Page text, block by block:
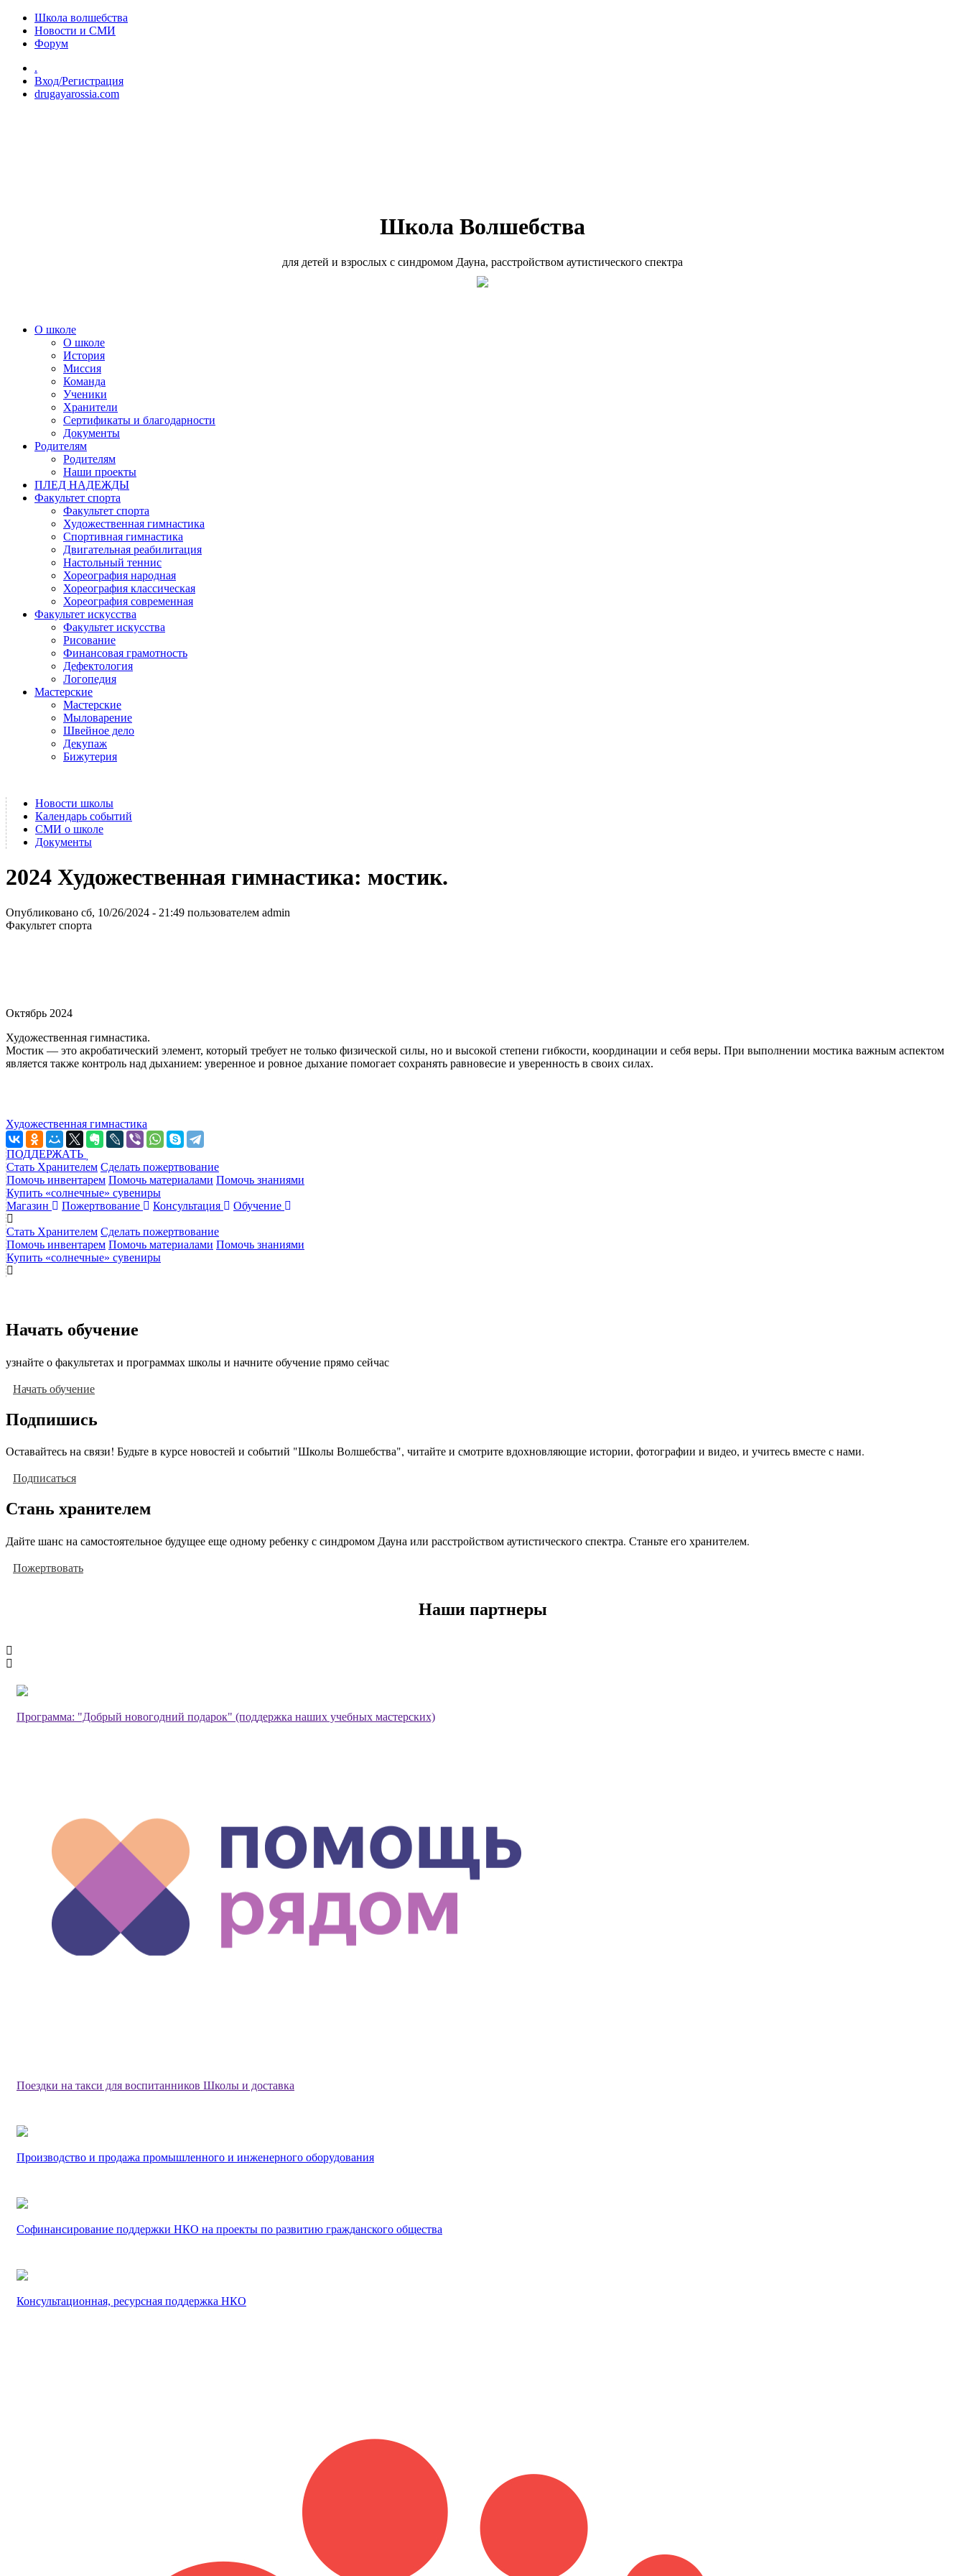
Перейти к основному содержанию
Школа волшебства
Новости и СМИ
Форум
.
Вход/Регистрация
drugayarossia.com
Школа Волшебства
для детей и взрослых с синдромом Дауна, расстройством аутистического спектра
О школе
О школе
История
Миссия
Команда
Ученики
Хранители
Сертификаты и благодарности
Документы
Родителям
Родителям
Наши проекты
ПЛЕД НАДЕЖДЫ
Факультет спорта
Факультет спорта
Художественная гимнастика
Спортивная гимнастика
Двигательная реабилитация
Настольный теннис
Хореография народная
Хореография классическая
Хореография современная
Факультет искусства
Факультет искусства
Рисование
Финансовая грамотность
Дефектология
Логопедия
Мастерские
Мастерские
Мыловарение
Швейное дело
Декупаж
Бижутерия
Новости школы
Календарь событий
СМИ о школе
Документы
2024 Художественная гимнастика: мостик.
Опубликовано сб, 10/26/2024 - 21:49 пользователем admin
Факультет спорта
Октябрь 2024
Художественная гимнастика.
Мостик — это акробатический элемент, который требует не только физической силы, но и высокой степени гибкости, координации и себя веры. При выполнении мостика важным аспектом
является также контроль над дыханием: уверенное и ровное дыхание помогает сохранять равновесие и уверенность в своих силах.
Художественная гимнастика
ПОДДЕРЖАТЬ
Стать Хранителем Сделать пожертвование
Помочь инвентарем Помочь материалами Помочь знаниями
Купить «солнечные» сувениры
Магазин
Пожертвование Консультация Обучение
Стать Хранителем Сделать пожертвование
Помочь инвентарем Помочь материалами Помочь знаниями
Купить «солнечные» сувениры
Начать обучение
узнайте о факультетах и программах школы и начните обучение прямо сейчас
Начать обучение
Подпишись
Оставайтесь на связи! Будьте в курсе новостей и событий "Школы Волшебства", читайте и смотрите вдохновляющие истории, фотографии и видео, и учитесь вместе с нами.
Подписаться
Стань хранителем
Дайте шанс на самостоятельное будущее еще одному ребенку с синдромом Дауна или расстройством аутистического спектра. Станьте его хранителем.
Пожертвовать
Наши партнеры
Программа: "Добрый новогодний подарок" (поддержка наших учебных мастерских)
Поездки на такси для воспитанников Школы и доставка
Производство и продажа промышленного и инженерного оборудования
Софинансирование поддержки НКО на проекты по развитию гражданского общества
Консультационная, ресурсная поддержка НКО